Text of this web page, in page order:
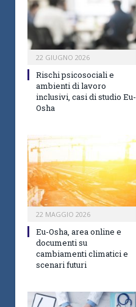
22 GIUGNO 2026
Rischi psicosociali e
ambienti di lavoro
inclusivi, casi di studio Eu-
Osha
22 MAGGIO 2026
Eu-Osha, area online e
documenti su
cambiamenti climatici e
scenari futuri